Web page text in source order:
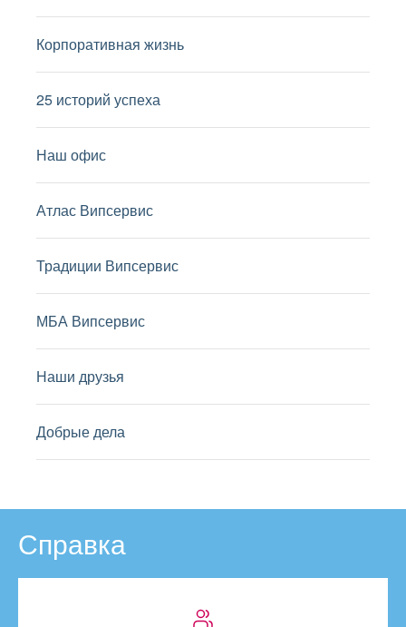
Корпоративная жизнь
25 историй успеха
Наш офис
Атлас Випсервис
Традиции Випсервис
МБА Випсервис
Наши друзья
Добрые дела
Справка